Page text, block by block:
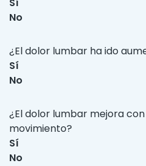
Sí
No
¿El dolor lumbar ha ido
Sí
No
¿El dolor lumbar mejora
movimiento?
Sí
No